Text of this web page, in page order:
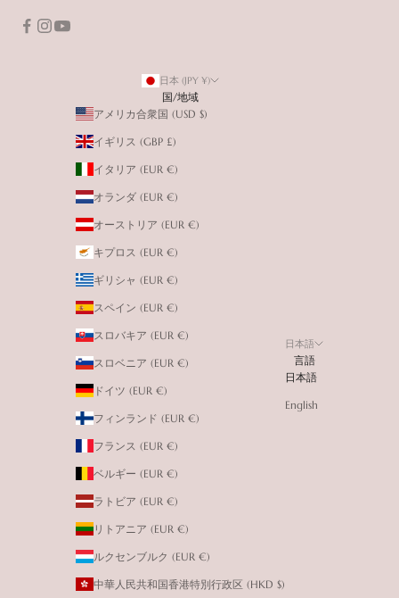
日本 (JPY ¥)
国/地域
アメリカ合衆国 (USD $)
イギリス (GBP £)
イタリア (EUR €)
オランダ (EUR €)
オーストリア (EUR €)
キプロス (EUR €)
ギリシャ (EUR €)
スペイン (EUR €)
スロバキア (EUR €)
スロベニア (EUR €)
ドイツ (EUR €)
フィンランド (EUR €)
フランス (EUR €)
ベルギー (EUR €)
ラトビア (EUR €)
リトアニア (EUR €)
ルクセンブルク (EUR €)
中華人民共和国香港特別行政区 (HKD $)
日本語
言語
日本語
English